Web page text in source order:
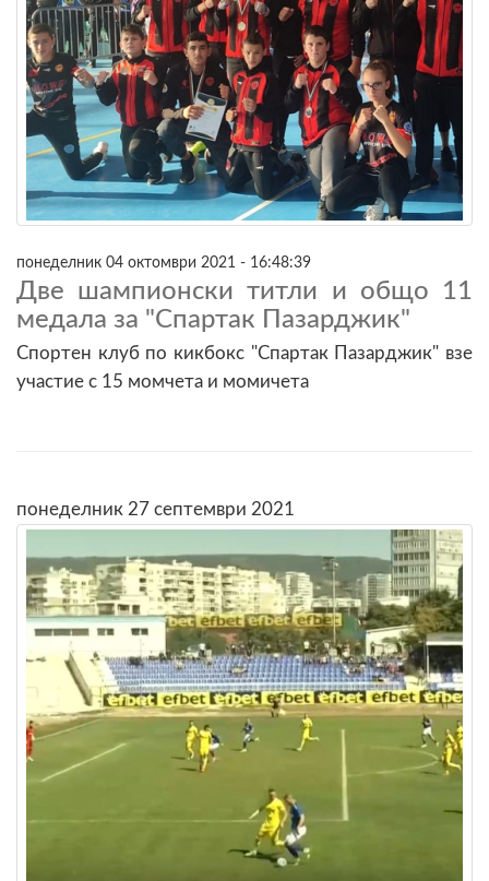
понеделник 04 октомври 2021 - 16:48:39
Две шампионски титли и общо 11
медала за "Спартак Пазарджик"
Спортен клуб по кикбокс "Спартак Пазарджик" взе
участие с 15 момчета и момичета
понеделник 27 септември 2021